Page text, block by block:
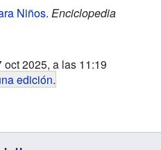
Niños. Enciclopedia
2025, a las 11:19
edición.